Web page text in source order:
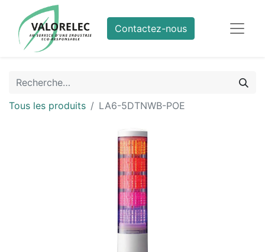
Contactez-nous
Tous les produits LA6-5DTNWB-POE